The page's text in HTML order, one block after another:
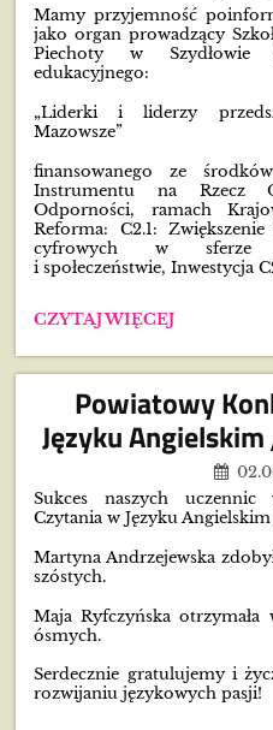
Mamy przyjemność
jako organ prowadzący
Piechoty w Szydłowie
edukacyjnego:
„Liderki i liderzy
Mazowsze”
finansowanego ze
Instrumentu na Rzecz
Odporności, ramach
Reforma: C2.1:
cyfrowych w sferze
i społeczeństwie, Inwestycja
„LIDERKI
LIDERZY
PRZEDSZKOLNEJ
EDUKACJI
CYFROWEJ
MAZOWSZE”:
CZYTAJ WIĘCEJ
Powiatowy
Języku
Sukces naszych
Czytania w Języku Angielskim
Martyna Andrzejewska
szóstych.
Maja Ryfczyńska
ósmych.
Serdecznie gratulujemy i
rozwijaniu językowych pasji!